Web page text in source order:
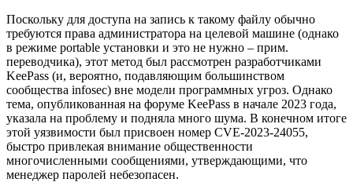
Поскольку для доступа на запись к такому файлу обычно
требуются права администратора на целевой машине (однако
в режиме portable установки и это не нужно – прим.
переводчика), этот метод был рассмотрен разработчиками
KeePass (и, вероятно, подавляющим большинством
сообщества infosec) вне модели программных угроз. Однако
тема, опубликованная на форуме KeePass в начале 2023 года,
указала на проблему и подняла много шума. В конечном итоге
этой уязвимости был присвоен номер CVE-2023-24055,
быстро привлекая внимание общественности
многочисленными сообщениями, утверждающими, что
менеджер паролей небезопасен.